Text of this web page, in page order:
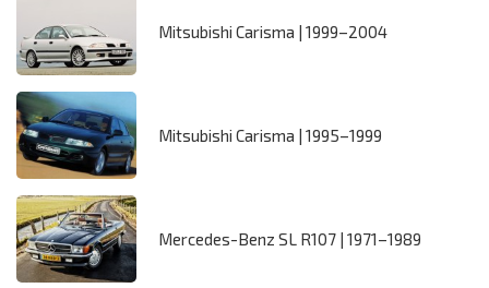
Mitsubishi Carisma | 1999–2004
Mitsubishi Carisma | 1995–1999
Mercedes-Benz SL R107 | 1971–1989